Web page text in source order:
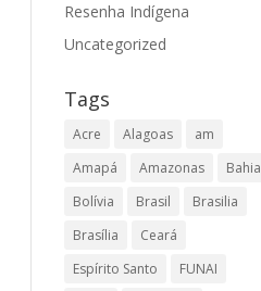
Resenha Indígena
Uncategorized
Tags
Acre Alagoas
am
Amapá
Amazonas
Bahia
Bolívia
Brasil
Brasilia
Brasília
Ceará
Espírito Santo
FUNAI